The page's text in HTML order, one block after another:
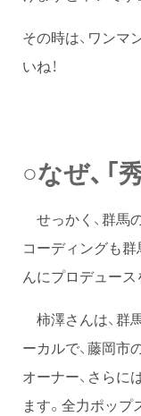
その時は、ワンマ
いね！
○なぜ、「
せっかく、群馬
コーディングも
んにプロデュース
柿澤さんは、群
ーカルで、藤岡市
オーナー、さらに
ます。全力ポッ